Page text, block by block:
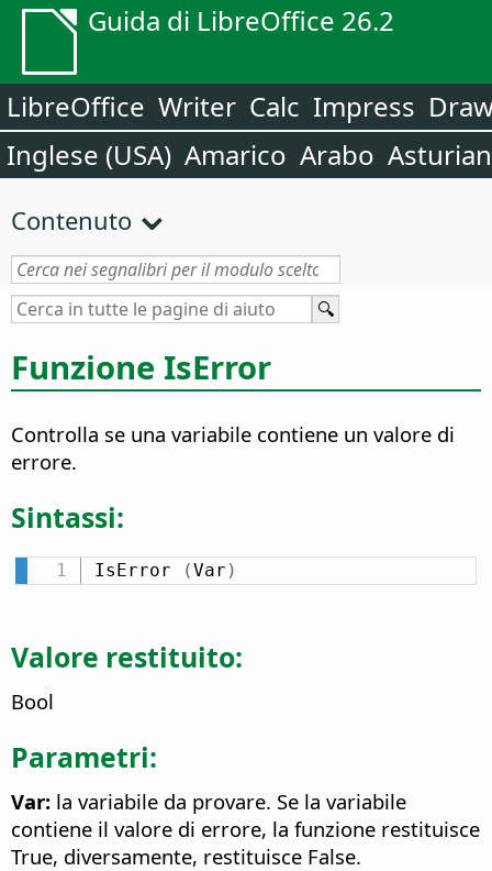
Guida di LibreOffice 26.2
LibreOffice Writer Calc Impress
Inglese (USA) Amarico Arabo
Contenuto
Funzione IsError
Controlla se una variabile contiene un valore di
errore.
Sintassi:
IsError (Var )
Valore restituito:
Bool
Parametri:
Var: la variabile da provare. Se la variabile
contiene il valore di errore, la funzione restituisce
True, diversamente, restituisce False.